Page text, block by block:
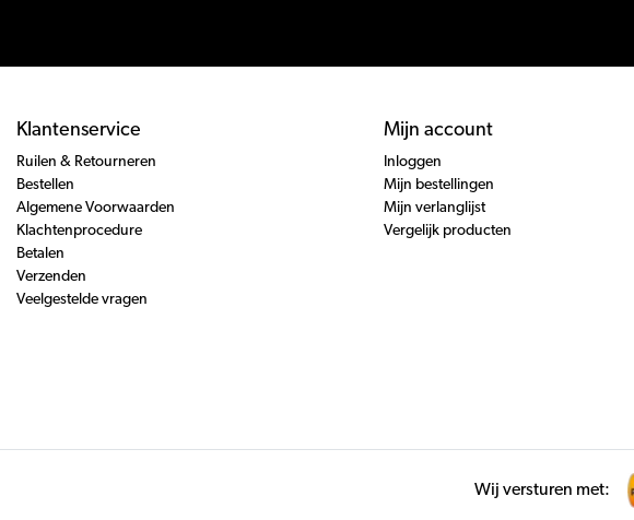
Klantenservice
Ruilen & Retourneren
Bestellen
Algemene Voorwaarden
Klachtenprocedure
Betalen
Verzenden
Veelgestelde vragen
Mijn account
Inloggen
Mijn bestellingen
Mijn verlanglijst
Vergelijk producten
Wij versturen met: